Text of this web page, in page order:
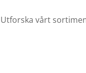
Utforska vårt